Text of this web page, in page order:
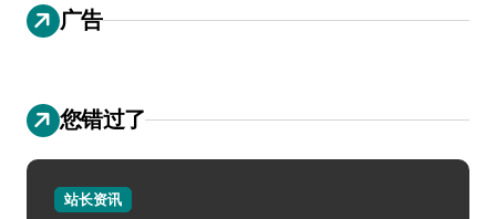
广告
您错过了
站长资讯